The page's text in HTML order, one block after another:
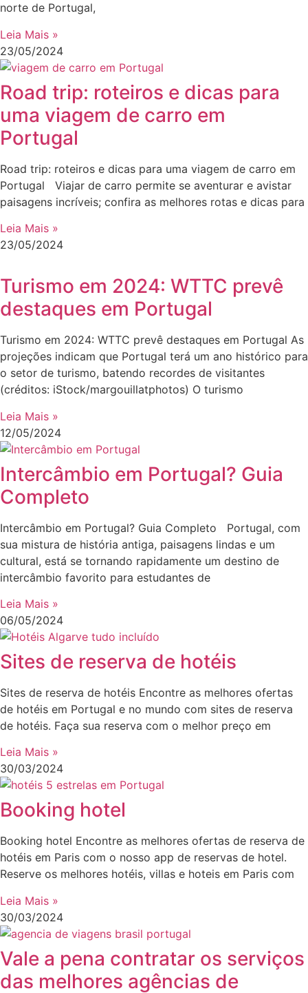
norte de Portugal,
Leia Mais »
23/05/2024
Road trip: roteiros e dicas para
uma viagem de carro em
Portugal
Road trip: roteiros e dicas para uma viagem de carro em
Portugal Viajar de carro permite se aventurar e avistar
paisagens incríveis; confira as melhores rotas e dicas para
Leia Mais »
23/05/2024
Turismo em 2024: WTTC prevê
destaques em Portugal
Turismo em 2024: WTTC prevê destaques em Portugal As
projeções indicam que Portugal terá um ano histórico para
o setor de turismo, batendo recordes de visitantes
(créditos: iStock/margouillatphotos) O turismo
Leia Mais »
12/05/2024
Intercâmbio em Portugal? Guia
Completo
Intercâmbio em Portugal? Guia Completo Portugal, com
sua mistura de história antiga, paisagens lindas e um
cultural, está se tornando rapidamente um destino de
intercâmbio favorito para estudantes de
Leia Mais »
06/05/2024
Sites de reserva de hotéis
Sites de reserva de hotéis Encontre as melhores ofertas
de hotéis em Portugal e no mundo com sites de reserva
de hotéis. Faça sua reserva com o melhor preço em
Leia Mais »
30/03/2024
Booking hotel
Booking hotel Encontre as melhores ofertas de reserva de
hotéis em Paris com o nosso app de reservas de hotel.
Reserve os melhores hotéis, villas e hoteis em Paris com
Leia Mais »
30/03/2024
Vale a pena contratar os serviços
das melhores agências de